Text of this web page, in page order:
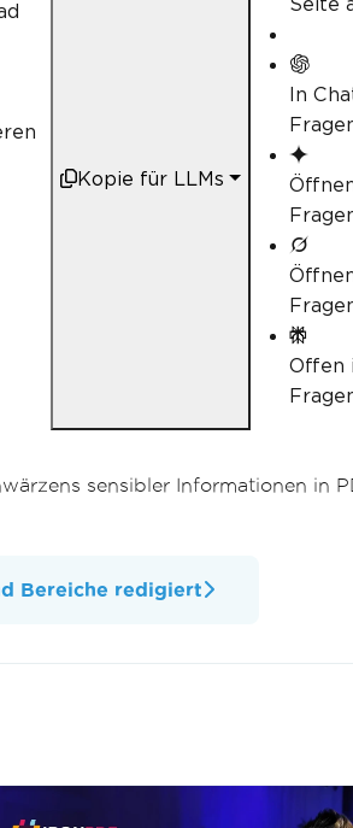
Kopie für LLMs
In
Offen
sensibler Informationen
Bereiche redigiert